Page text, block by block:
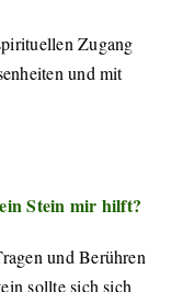
Zugang
und mit
Stein mir hilft?
und Berühren
sollte sich sich